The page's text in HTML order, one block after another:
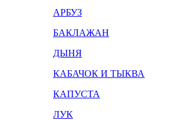
АРБУЗ
БАКЛАЖАН
ДЫНЯ
КАБАЧОК И ТЫКВА
КАПУСТА
ЛУК